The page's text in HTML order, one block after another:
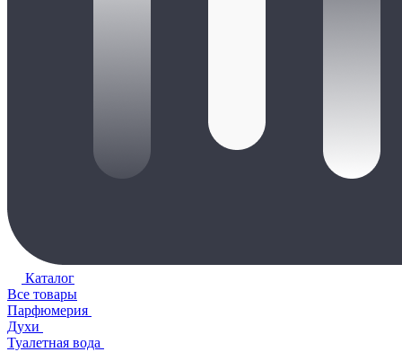
Каталог
Все товары
Парфюмерия
Духи
Туалетная вода